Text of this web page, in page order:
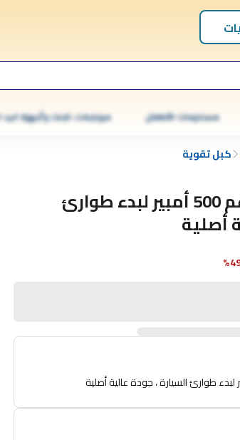
مستلزمات الأطفال موبايلات، تابلت وأجهزة
كبل تقوية
مجموعة كابل الداعم 500 أمبير لبدء طوارئ
أصلية